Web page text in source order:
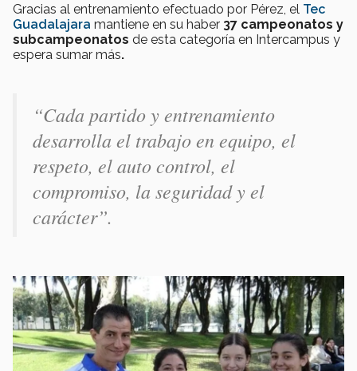
Gracias al entrenamiento efectuado por Pérez, el Tec
Guadalajara mantiene en su haber 37 campeonatos y
subcampeonatos de esta categoría en Intercampus y
espera sumar más.
“Cada partido y entrenamiento
desarrolla el trabajo en equipo, el
respeto, el auto control, el
compromiso, la seguridad y el
carácter”.